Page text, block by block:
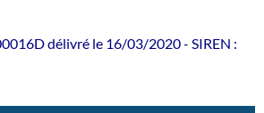
délivré le 16/03/2020 - SIREN :